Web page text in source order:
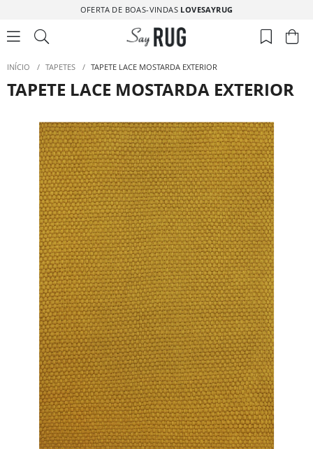
OFERTA DE BOAS-VINDAS LOVESAYRUG
INÍCIO / TAPETES / TAPETE LACE MOSTARDA EXTERIOR
TAPETE LACE MOSTARDA EXTERIOR